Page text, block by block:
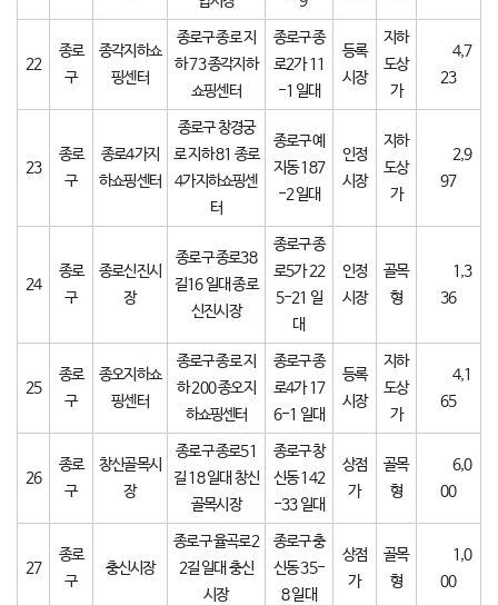
22
종로
구
종각지하쇼
핑센터
종로구 종로 지
하 73 종각지하
쇼핑센터
종로구 종
로2가 11
-1 일대
등록
시장
지하
도상
가
4,7
23
23
종로
구
종로4가지
하쇼핑센터
종로구 창경궁
로 지하 81 종로
4가지하쇼핑센
터
종로구 예
지동 187
-2 일대
인정
시장
지하
도상
가
2,9
97
24
종로
구
종로신진시
장
종로구 종로38
길16 일대 종로
신진시장
종로구 종
로5가 22
5-21 일
대
인정
시장
골목
형
1,3
36
25
종로
구
종오지하쇼
핑센터
종로구 종로 지
하 200 종오지
하쇼핑센터
종로구 종
로4가 17
6-1 일대
등록
시장
지하
도상
가
4,1
65
26
종로
구
창신골목시
장
종로구 종로51
길 18 일대 창신
골목시장
종로구 창
신동 142
-33 일대
상점
가
골목
형
6,0
00
27
종로
구
충신시장
종로구 율곡로2
2길 일대 충신
시장
종로구 충
신동 35-
8 일대
상점
가
골목
형
1,0
00